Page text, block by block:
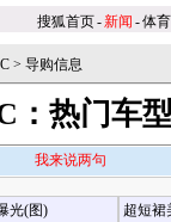
搜狐首页-新闻 -体育
> 导购信息
：热门车
我来说两句
光(图)
超短裙